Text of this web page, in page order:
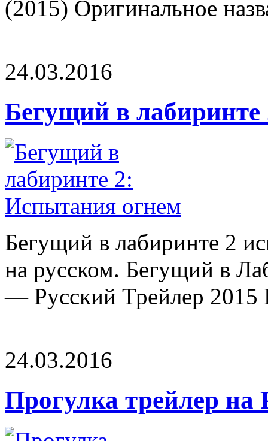
(2015) Оригинальное
24.03.2016
Бегущий в
Бегущий в лабиринте 2
на русском. Бегущий в
— Русский Трейлер
24.03.2016
Прогулка трейлер на